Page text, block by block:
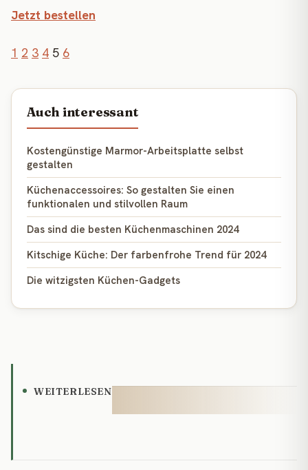
Jetzt bestellen
1 2 3 4 5 6
Auch interessant
Kostengünstige Marmor-Arbeitsplatte selbst
gestalten
Küchenaccessoires: So gestalten Sie einen
funktionalen und stilvollen Raum
Das sind die besten Küchenmaschinen 2024
Kitschige Küche: Der farbenfrohe Trend für 2024
Die witzigsten Küchen-Gadgets
WEITERLESEN